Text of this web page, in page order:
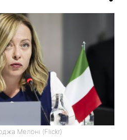
Мелоні (Flickr)